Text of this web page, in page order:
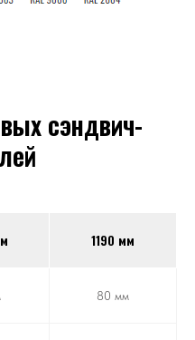
сэндвич-
1190 мм
80 мм